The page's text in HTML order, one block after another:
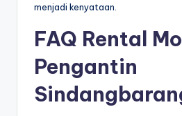
menjadi kenyataan.
FAQ Rental
Pengantin